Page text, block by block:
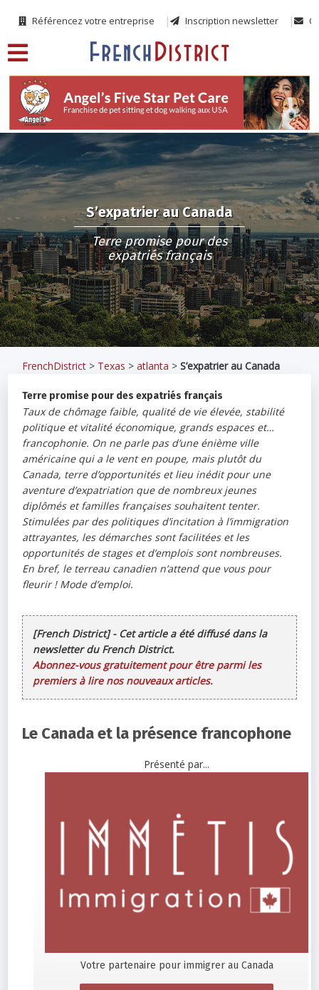
Référencez votre entreprise Inscription newsletter
S’expatrier au Canada
Terre promise pour des
expatriés français
FrenchDistrict > Texas >atlanta >S’expatrier au Canada
Terre promise pour des expatriés français
Taux de chômage faible, qualité de vie élevée, stabilité
politique et vitalité économique, grands espaces et…
francophonie. On ne parle pas d’une énième ville
américaine qui a le vent en poupe, mais plutôt du
Canada, terre d’opportunités et lieu inédit pour une
aventure d’expatriation que de nombreux jeunes
diplômés et familles françaises souhaitent tenter.
Stimulées par des politiques d’incitation à l’immigration
attrayantes, les démarches sont facilitées et les
opportunités de stages et d’emplois sont nombreuses.
En bref, le terreau canadien n’attend que vous pour
fleurir ! Mode d’emploi.
[French District] - Cet article a été diffusé dans la
newsletter du French District.
Abonnez-vous gratuitement pour être parmi les
premiers à lire nos nouveaux articles.
Le Canada et la présence francophone
Présenté par...
Votre partenaire pour immigrer au Canada